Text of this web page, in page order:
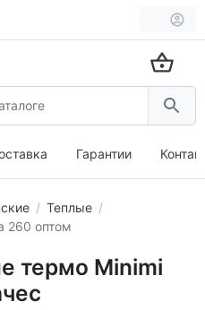
Гарантии
Теплые
260 оптом
термо Minimi